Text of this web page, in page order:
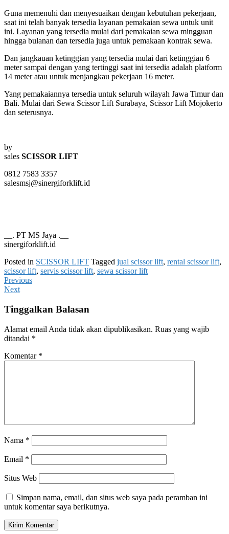
Guna memenuhi dan menyesuaikan dengan kebutuhan pekerjaan,
saat ini telah banyak tersedia layanan pemakaian sewa untuk unit
ini. Layanan yang tersedia mulai dari pemakaian sewa mingguan
hingga bulanan dan tersedia juga untuk pemakaan kontrak sewa.
Dan jangkauan ketinggian yang tersedia mulai dari ketinggian 6
meter sampai dengan yang tertinggi saat ini tersedia adalah platform
14 meter atau untuk menjangkau pekerjaan 16 meter.
Yang pemakaiannya tersedia untuk seluruh wilayah Jawa Timur dan
Bali. Mulai dari Sewa Scissor Lift Surabaya, Scissor Lift Mojokerto
dan seterusnya.
by
sales SCISSOR LIFT
0812 7583 3357
salesmsj@sinergiforklift.id
__. PT MS Jaya .__
sinergiforklift.id
Posted in SCISSOR LIFT Tagged jual scissor lift, rental scissor lift,
scissor lift, servis scissor lift, sewa scissor lift
Previous
Next
Tinggalkan Balasan
Alamat email Anda tidak akan dipublikasikan. Ruas yang wajib
ditandai *
Komentar *
Nama *
Email *
Situs Web
Simpan nama, email, dan situs web saya pada peramban ini
untuk komentar saya berikutnya.